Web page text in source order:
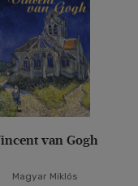
van Gogh
Magyar Miklós